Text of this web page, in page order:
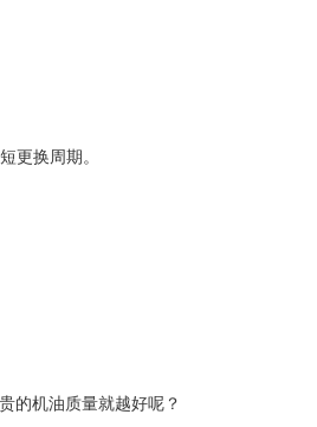
更换周期。
的机油质量就越好呢？